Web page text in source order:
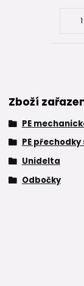
Zboží
PE
PE
Unidelta
Odbočky